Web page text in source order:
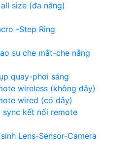
size (đa năng)
-Step Ring
su che mắt-che nắng
quay-phơi sáng
wireless (không dây)
wired (có dây)
sync kết nối remote
Lens-Sensor-Camera